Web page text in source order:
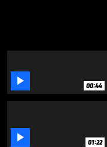
of
minutes,
3
 00:44
 01:22